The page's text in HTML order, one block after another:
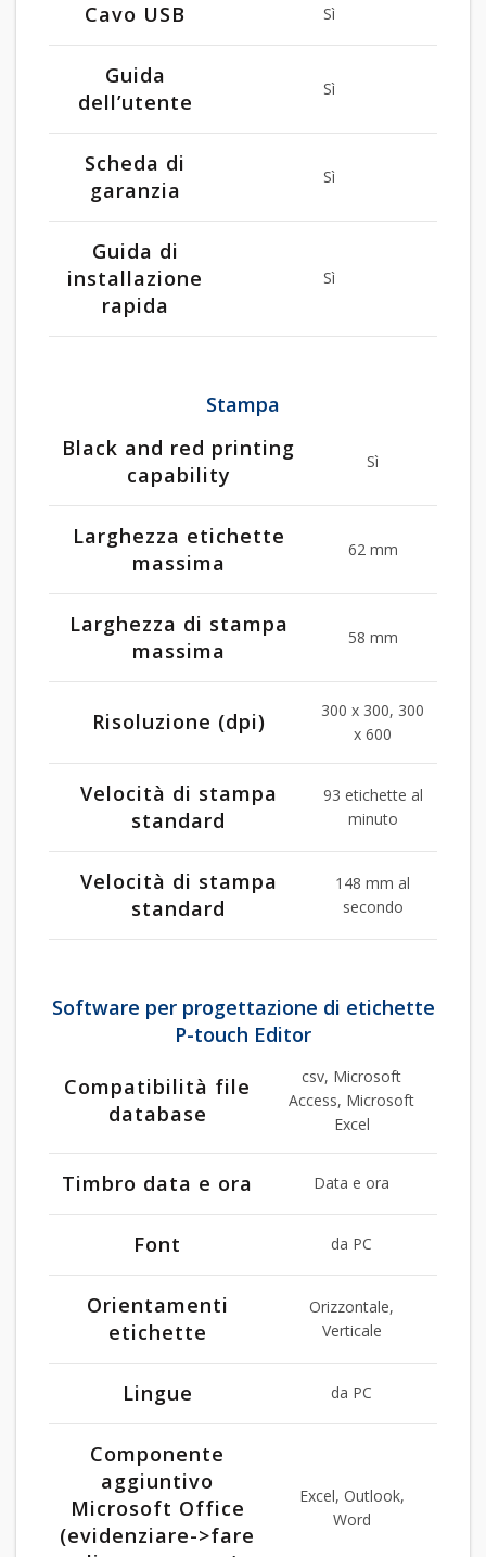
Cavo USB Sì
Guida
dell’utente
Sì
Scheda di
garanzia
Sì
Guida di
installazione
rapida
Sì
Stampa
Black and red printing
capability
Sì
Larghezza etichette
massima
62 mm
Larghezza di stampa
massima
58 mm
Risoluzione (dpi)
300 x 300, 300
x 600
Velocità di stampa
standard
93 etichette al
minuto
Velocità di stampa
standard
148 mm al
secondo
Software per progettazione di etichette
P-touch Editor
Compatibilità file
database
csv, Microsoft
Access, Microsoft
Excel
Timbro data e ora Data e ora
Font da PC
Orientamenti
etichette
Orizzontale,
Verticale
Lingue da PC
Componente
aggiuntivo
Microsoft Office
(evidenziare->fare
Excel, Outlook,
Word